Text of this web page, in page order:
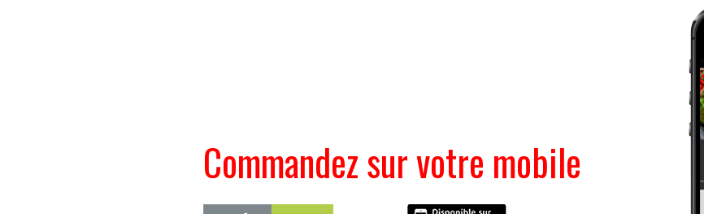
Commandez sur votre mobile